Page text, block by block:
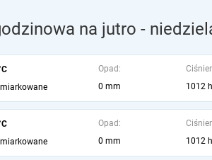
na jutro -
Opad:
0 mm
1012
Opad:
0 mm
1012